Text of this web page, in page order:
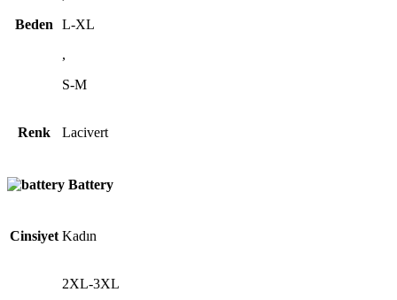
Beden
L-XL
,
S-M
Renk Lacivert
Battery
Cinsiyet Kadın
2XL-3XL